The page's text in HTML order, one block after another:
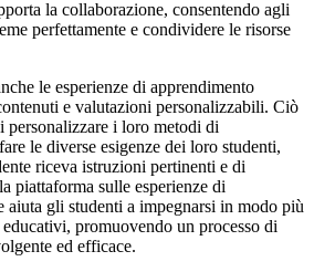
la collaborazione, consentendo agli
perfettamente e condividere le risorse
le esperienze di apprendimento
e valutazioni personalizzabili. Ciò
personalizzare i loro metodi di
le diverse esigenze dei loro studenti,
riceva istruzioni pertinenti e di
piattaforma sulle esperienze di
aiuta gli studenti a impegnarsi in modo più
promuovendo un processo di
ed efficace.